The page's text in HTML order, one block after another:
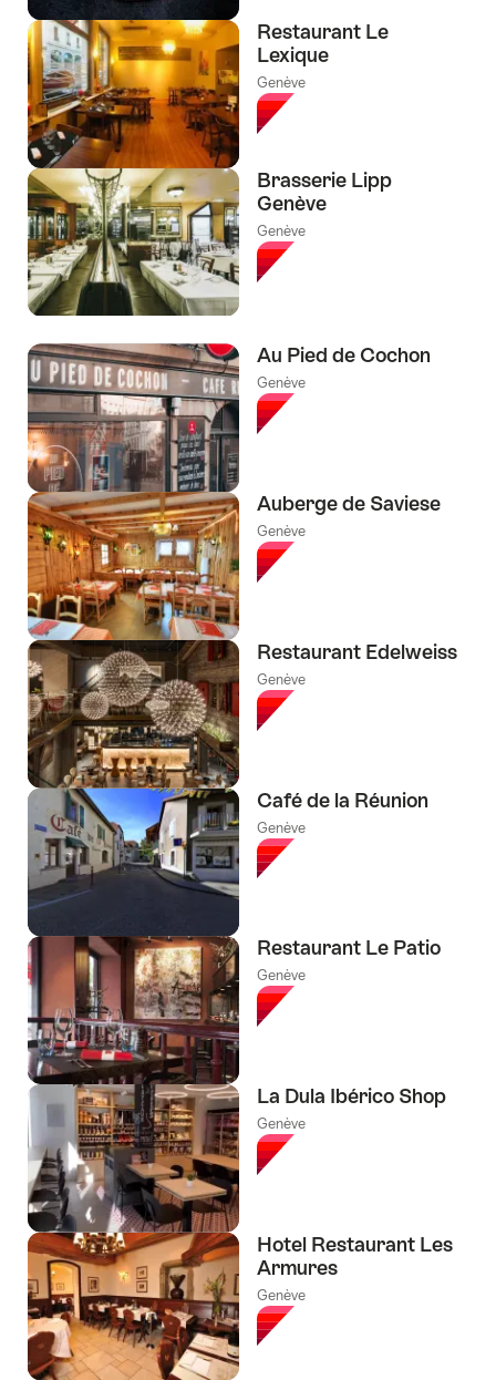
Restaurant Le
Lexique
Genève
Brasserie Lipp
Genève
Genève
Au Pied de Cochon
Genève
Auberge de Saviese
Genève
Restaurant Edelweiss
Genève
Café de la Réunion
Genève
Restaurant Le Patio
Genève
La Dula Ibérico Shop
Genève
Hotel Restaurant Les
Armures
Genève